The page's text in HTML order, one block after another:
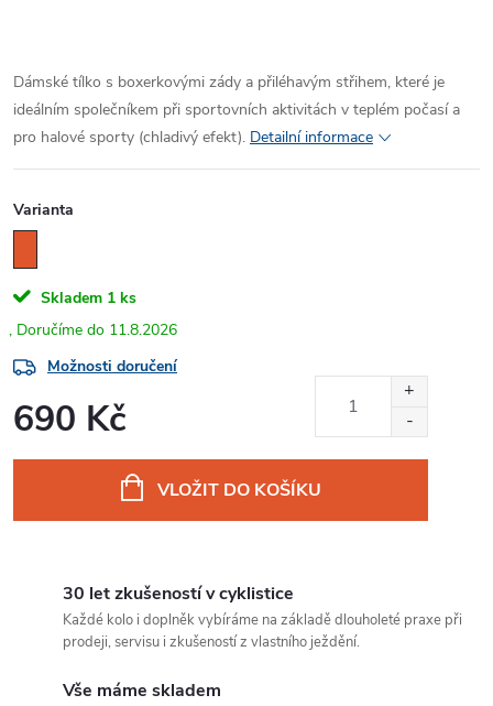
Dámské tílko s boxerkovými zády a přiléhavým střihem, které je
ideálním společníkem při sportovních aktivitách v teplém počasí a
pro halové sporty (chladivý efekt). Detailní informace
Varianta
Skladem 1 ks
11.8.2026
Možnosti doručení
690 Kč
VLOŽIT DO KOŠÍKU
30 let zkušeností v cyklistice
Každé kolo i doplněk vybíráme na základě dlouholeté praxe při
prodeji, servisu i zkušeností z vlastního ježdění.
Vše máme skladem